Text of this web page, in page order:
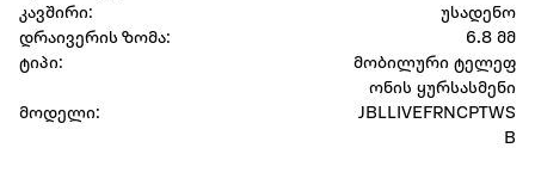
კავშირი:
უსადენო
დრაივერის ზომა:
6.8 მმ
ტიპი:
მობილური ტელეფ
ონის ყურსასმენი
მოდელი:
JBLLIVEFRNCPTWS
B